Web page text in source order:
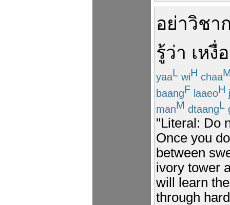
อย่าวิชา
รู้ว่า เหงื่อ
yaaL wiH chaa
baangF laaeoH
manM dtaangL
"Literal: Do
Once you
between
ivory tower
will learn
through